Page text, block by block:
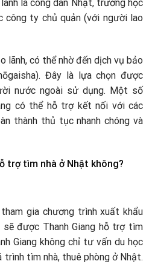
là công dân Nhật, trường học
công ty chủ quản (với người lao
lãnh, có thể nhờ đến dịch vụ bảo
Đây là lựa chọn được
nước ngoài sử dụng. Một số
có thể hỗ trợ kết nối với các
thành thủ tục nhanh chóng và
trợ tìm nhà ở Nhật không?
gia chương trình xuất khẩu
sẽ được Thanh Giang hỗ trợ tìm
Giang không chỉ tư vấn du học
tìm nhà, thuê phòng ở Nhật.